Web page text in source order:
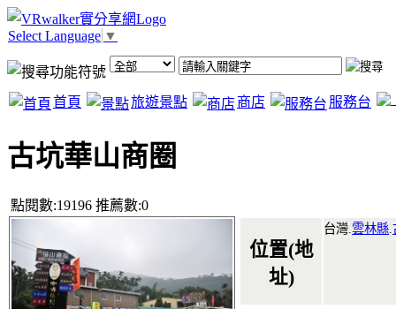
Select Language ▼
首頁 旅遊景點 商店 服務台
古坑華山商圈
點閱數:19196 推薦數:0
位置(地
址)
台灣. 雲林縣